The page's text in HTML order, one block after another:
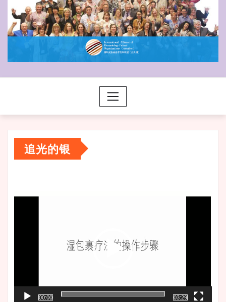
追光的银
频
00:00 03:29